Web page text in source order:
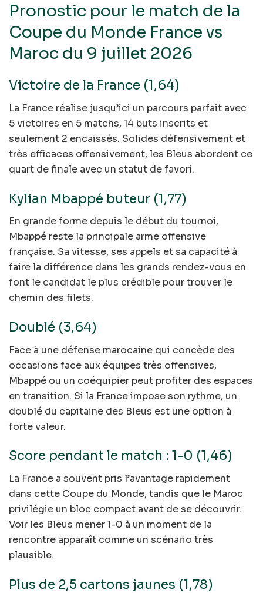
Pronostic pour le match de la
Coupe du Monde France vs
Maroc du 9 juillet 2026
Victoire de la France (1,64)
La France réalise jusqu’ici un parcours parfait avec
5 victoires en 5 matchs, 14 buts inscrits et
seulement 2 encaissés. Solides défensivement et
très efficaces offensivement, les Bleus abordent ce
quart de finale avec un statut de favori.
Kylian Mbappé buteur (1,77)
En grande forme depuis le début du tournoi,
Mbappé reste la principale arme offensive
française. Sa vitesse, ses appels et sa capacité à
faire la différence dans les grands rendez-vous en
font le candidat le plus crédible pour trouver le
chemin des filets.
Doublé (3,64)
Face à une défense marocaine qui concède des
occasions face aux équipes très offensives,
Mbappé ou un coéquipier peut profiter des espaces
en transition. Si la France impose son rythme, un
doublé du capitaine des Bleus est une option à
forte valeur.
Score pendant le match : 1-0 (1,46)
La France a souvent pris l’avantage rapidement
dans cette Coupe du Monde, tandis que le Maroc
privilégie un bloc compact avant de se découvrir.
Voir les Bleus mener 1-0 à un moment de la
rencontre apparaît comme un scénario très
plausible.
Plus de 2,5 cartons jaunes (1,78)